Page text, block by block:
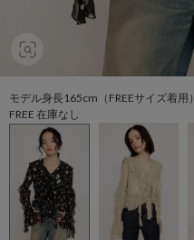
モデル身長165cm（FREEサイズ着用）
FREE 在庫なし